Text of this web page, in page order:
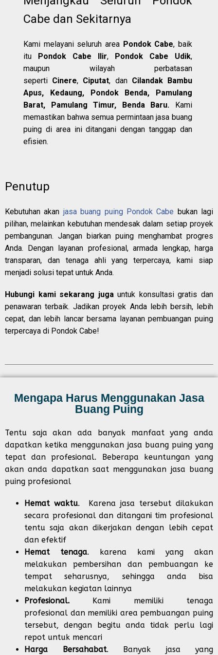
Cabe dan Sekitarnya
Kami melayani seluruh area Pondok Cabe, baik
itu
Pondok Cabe Ilir, Pondok Cabe Udik,
maupun wilayah perbatasan
seperti Cinere, Ciputat, dan Cilandak
Bambu
Apus, Kedaung, Pondok Benda, Pamulang
Barat, Pamulang Timur, Benda Baru. Kami
memastikan bahwa semua permintaan jasa buang
puing di area ini ditangani dengan tanggap dan
efisien.
Penutup
Kebutuhan akan jasa buang puing Pondok Cabe bukan lagi
pilihan, melainkan kebutuhan mendesak dalam setiap proyek
pembangunan. Jangan biarkan puing menghambat progres
Anda. Dengan layanan profesional, armada lengkap, harga
transparan, dan tenaga ahli yang terpercaya, kami siap
menjadi solusi tepat untuk Anda.
Hubungi kami sekarang jugauntuk konsultasi gratis dan
penawaran terbaik. Jadikan proyek Anda lebih bersih, lebih
cepat, dan lebih lancar bersama layanan pembuangan puing
terpercaya di Pondok Cabe!
Mengapa Harus Menggunakan Jasa
Buang Puing
Tentu saja akan ada banyak manfaat yang anda
dapatkan ketika menggunakan jasa buang puing yang
tepat dan profesional. Beberapa keuntungan yang
akan anda dapatkan saat menggunakan jasa buang
puing profesional
Hemat waktu. Karena jasa tersebut dilakukan
secara profesional dan ditangani tim profesional
tentu saja akan dikerjakan dengan lebih cepat
dan efektif
Hemat tenaga. karena kami yang akan
melakukan pembersihan dan pembuangan ke
tempat seharusnya, sehingga anda bisa
melakukan kegiatan lainnya
Profesional.
Kami memiliki tenaga
profesional dan memiliki area pembuangan puing
tersebut, dengan begitu anda tidak perlu lagi
repot untuk mencari
Harga Bersahabat. Banyak jasa yang